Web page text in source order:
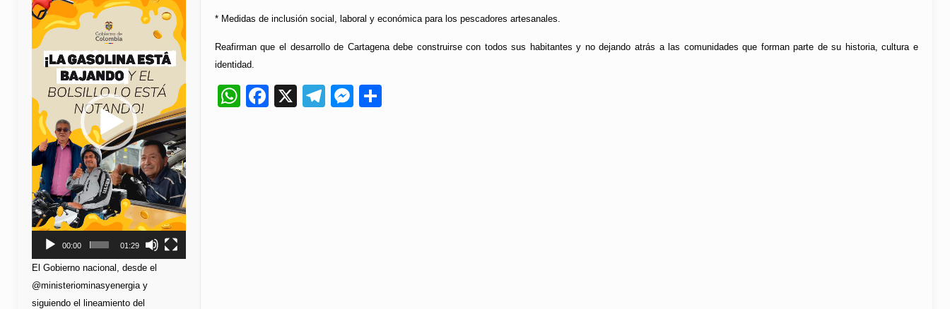
* Medidas de inclusión social, laboral y económica para los pescadores artesanales.
Reafirman que el desarrollo de Cartagena debe construirse con todos sus habitantes y no dejando atrás a las comunidades que forman parte de su historia, cultura e
identidad.
WhatsApp
Facebook
X Telegram
Messenger
de
vídeo
00:00 01:29
El Gobierno nacional, desde el
@ministeriominasyenergia y
siguiendo el lineamiento del